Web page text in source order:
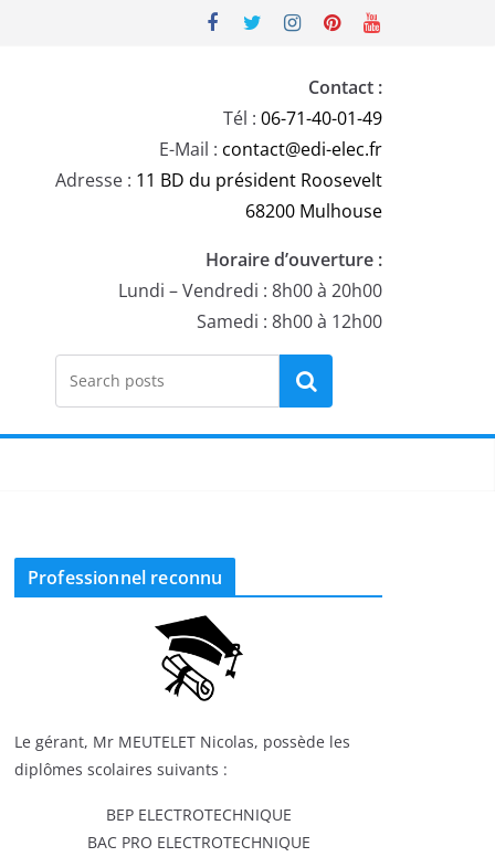
Contact :
Tél : 06-71-40-01-49
E-Mail : contact@edi-elec.fr
Adresse : 11 BD du président Roosevelt
68200 Mulhouse
Horaire d’ouverture :
Lundi – Vendredi : 8h00 à 20h00
Samedi : 8h00 à 12h00
Rechercher
Professionnel reconnu
Le gérant, Mr MEUTELET Nicolas, possède les
diplômes scolaires suivants :
BEP ELECTROTECHNIQUE
BAC PRO ELECTROTECHNIQUE